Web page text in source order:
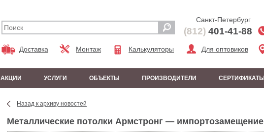
Доставка Монтаж Калькуляторы Для оптовиков
Санкт-Петербург
(812) 401-41-88
АКЦИИ УСЛУГИ ОБЪЕКТЫ ПРОИЗВОДИТЕЛИ СЕРТИФИКАТЫ
Назад к архиву новостей
Металлические потолки Армстронг — импортозамещение